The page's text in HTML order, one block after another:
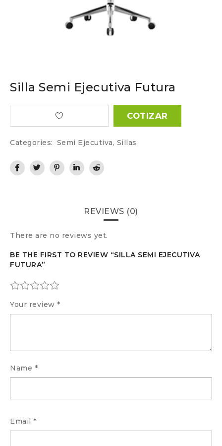
Silla Semi Ejecutiva Futura
COTIZAR
Categories: Semi Ejecutiva, Sillas
REVIEWS (0)
There are no reviews yet.
BE THE FIRST TO REVIEW “SILLA SEMI EJECUTIVA
FUTURA”
Your review *
Name *
Email *